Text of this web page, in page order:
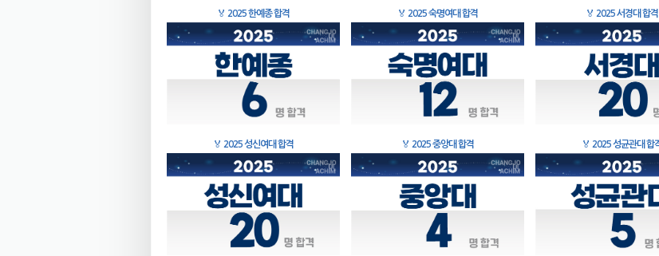
🏅 2025 한예종 합격 🏅 2025 숙명여대 합격 🏅 2025 서경대 합격
🏅 2025 성신여대 합격 🏅 2025 중앙대 합격 🏅 2025 성균관대 합